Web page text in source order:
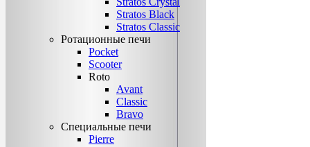
Stratos Black
Stratos Classic
Ротационные печи
Pocket
Scooter
Roto
Avant
Classic
Bravo
Специальные печи
Pierre